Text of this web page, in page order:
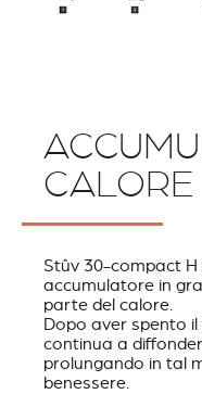
CALORE
Stûv 30-compact
accumulatore in
parte del calore.
Dopo aver spento
continua a
prolungando in tal
benessere.